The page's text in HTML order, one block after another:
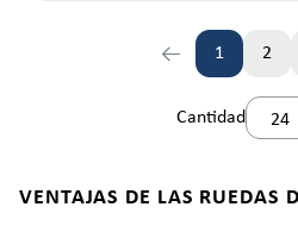
Página
1 2
Cantidad
VENTAJAS DE LAS RUEDAS